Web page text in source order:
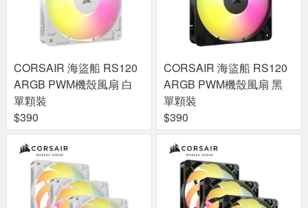
CORSAIR 海盜船 RS120
ARGB PWM機殼風扇 白
單顆裝
$390
CORSAIR 海盜船 RS120
ARGB PWM機殼風扇 黑
單顆裝
$390